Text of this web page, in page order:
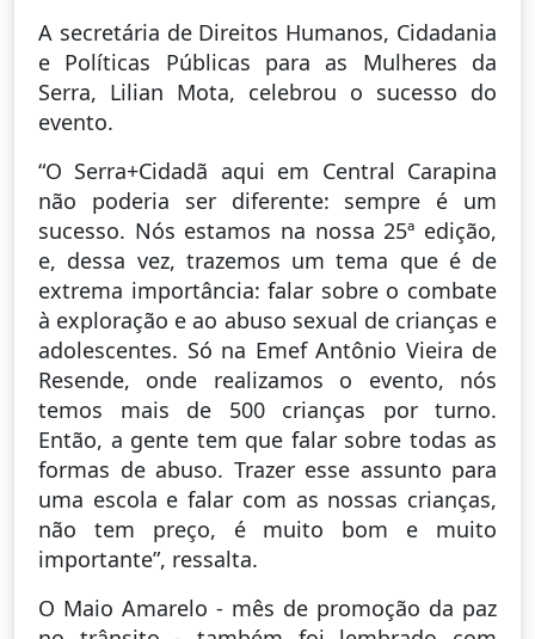
A secretária de Direitos Humanos, Cidadania
e Políticas Públicas para as Mulheres da
Serra, Lilian Mota, celebrou o sucesso do
evento.
“O Serra+Cidadã aqui em Central Carapina
não poderia ser diferente: sempre é um
sucesso. Nós estamos na nossa 25ª edição,
e, dessa vez, trazemos um tema que é de
extrema importância: falar sobre o combate
à exploração e ao abuso sexual de crianças e
adolescentes. Só na Emef Antônio Vieira de
Resende, onde realizamos o evento, nós
temos mais de 500 crianças por turno.
Então, a gente tem que falar sobre todas as
formas de abuso. Trazer esse assunto para
uma escola e falar com as nossas crianças,
não tem preço, é muito bom e muito
importante”, ressalta.
O Maio Amarelo - mês de promoção da paz